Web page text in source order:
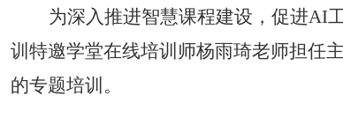
为深入推进智慧课程建设，促进AI
训特邀学堂在线培训师杨雨琦老师担任
的专题培训。